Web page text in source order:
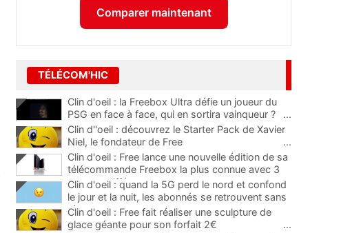
Comparer maintenant
TÉLÉCOM'HIC
Clin d'oeil : la Freebox Ultra défie un joueur du
PSG en face à face, qui en sortira vainqueur ?
...
Clin d''oeil : découvrez le Starter Pack de Xavier
Niel, le fondateur de Free
...
Clin d'oeil : Free lance une nouvelle édition de sa
télécommande Freebox la plus connue avec 3
saveurs différentes
...
Clin d'oeil : quand la 5G perd le nord et confond
le jour et la nuit, les abonnés se retrouvent sans
réseau
Clin d'oeil : Free fait réaliser une sculpture de
glace géante pour son forfait 2€
...